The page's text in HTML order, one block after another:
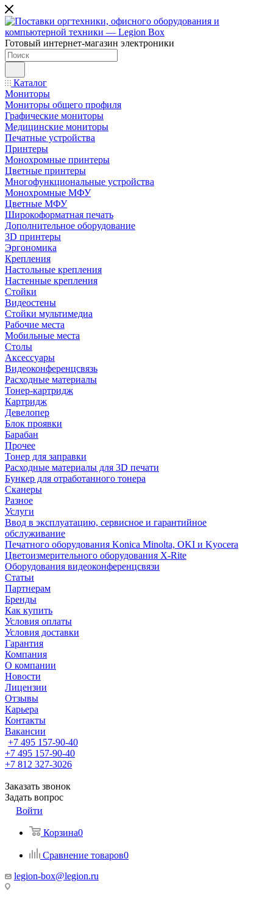
Готовый интернет-магазин электроники
Каталог
Мониторы
Мониторы общего профиля
Графические мониторы
Медицинские мониторы
Печатные устройства
Принтеры
Моноxромныe принтеры
Цвeтныe принтеры
Многофункциональные устройства
Монохромные МФУ
Цветные МФУ
Широкоформатная печать
Дополнительное оборудование
3D принтеры
Эргономика
Крепления
Настольные крепления
Настенные крепления
Стойки
Видеостены
Стойки мультимедиа
Рабочие места
Мобильные места
Столы
Аксессуары
Видеоконференцсвязь
Расходные материалы
Тонер-картридж
Картридж
Девелопер
Блок проявки
Барабан
Прочее
Тонер для заправки
Расходные материалы для 3D печати
Бункер для отработанного тонера
Сканеры
Разное
Услуги
Ввод в эксплуатацию, сервисное и гарантийное
обслуживание
Печатного оборудования Konica Minolta, OKI и Kyocera
Цветоизмерительного оборудования X-Rite
Оборудования видеоконференцсвязи
Статьи
Партнерам
Бренды
Как купить
Условия оплаты
Условия доставки
Гарантия
Компания
О компании
Новости
Лицензии
Отзывы
Карьера
Контакты
Вакансии
+7 495 157-90-40
+7 495 157-90-40
+7 812 327-3026
Заказать звонок
Задать вопрос
Войти
Корзина0
Сравнение товаров0
legion-box@legion.ru